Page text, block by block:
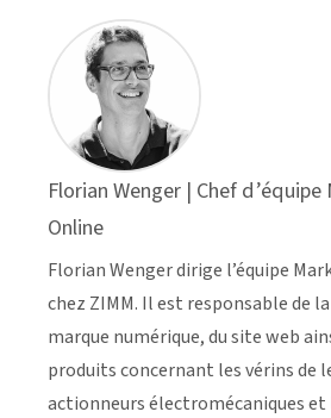
Florian Wenger | Chef
Online
Florian Wenger dirige l’équipe
chez ZIMM. Il est responsable de
marque numérique, du site web
produits concernant les vérins de
actionneurs électromécaniques